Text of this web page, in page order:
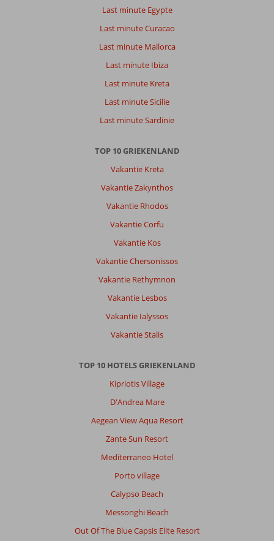
Last minute Egypte
Last minute Curacao
Last minute Mallorca
Last minute Ibiza
Last minute Kreta
Last minute Sicilie
Last minute Sardinie
TOP 10 GRIEKENLAND
Vakantie Kreta
Vakantie Zakynthos
Vakantie Rhodos
Vakantie Corfu
Vakantie Kos
Vakantie Chersonissos
Vakantie Rethymnon
Vakantie Lesbos
Vakantie Ialyssos
Vakantie Stalis
TOP 10 HOTELS GRIEKENLAND
Kipriotis Village
D'Andrea Mare
Aegean View Aqua Resort
Zante Sun Resort
Mediterraneo Hotel
Porto village
Calypso Beach
Messonghi Beach
Out Of The Blue Capsis Elite Resort